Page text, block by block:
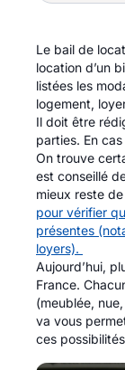
Le bail de
location d’un
listées les
logement,
Il doit être
parties. En
On trouve
est conseillé
mieux reste
pour vérifier
présentes
loyers).
Aujourd’hui,
France.
(meublée,
va vous
ces